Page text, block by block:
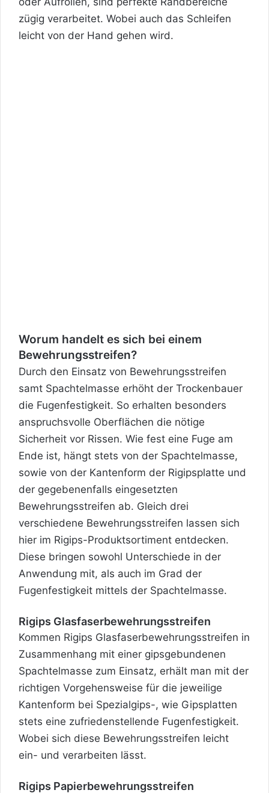
zügig verarbeitet. Wobei auch das Schleifen
leicht von der Hand gehen wird.
Worum handelt es sich bei einem
Bewehrungsstreifen?
Durch den Einsatz von Bewehrungsstreifen
samt Spachtelmasse erhöht der Trockenbauer
die Fugenfestigkeit. So erhalten besonders
anspruchsvolle Oberflächen die nötige
Sicherheit vor Rissen. Wie fest eine Fuge am
Ende ist, hängt stets von der Spachtelmasse,
sowie von der Kantenform der Rigipsplatte und
der gegebenenfalls eingesetzten
Bewehrungsstreifen ab. Gleich drei
verschiedene Bewehrungsstreifen lassen sich
hier im Rigips-Produktsortiment entdecken.
Diese bringen sowohl Unterschiede in der
Anwendung mit, als auch im Grad der
Fugenfestigkeit mittels der Spachtelmasse.
Rigips Glasfaserbewehrungsstreifen
Kommen Rigips Glasfaserbewehrungsstreifen in
Zusammenhang mit einer gipsgebundenen
Spachtelmasse zum Einsatz, erhält man mit der
richtigen Vorgehensweise für die jeweilige
Kantenform bei Spezialgips-, wie Gipsplatten
stets eine zufriedenstellende Fugenfestigkeit.
Wobei sich diese Bewehrungsstreifen leicht
ein- und verarbeiten lässt.
Rigips Papierbewehrungsstreifen